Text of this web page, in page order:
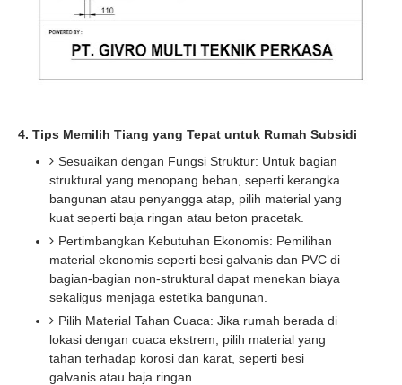
4. Tips Memilih Tiang yang Tepat untuk Rumah Subsidi
Sesuaikan dengan Fungsi Struktur: Untuk bagian
struktural yang menopang beban, seperti kerangka
bangunan atau penyangga atap, pilih material yang
kuat seperti baja ringan atau beton pracetak.
Pertimbangkan Kebutuhan Ekonomis: Pemilihan
material ekonomis seperti besi galvanis dan PVC di
bagian-bagian non-struktural dapat menekan biaya
sekaligus menjaga estetika bangunan.
Pilih Material Tahan Cuaca: Jika rumah berada di
lokasi dengan cuaca ekstrem, pilih material yang
tahan terhadap korosi dan karat, seperti besi
galvanis atau baja ringan.